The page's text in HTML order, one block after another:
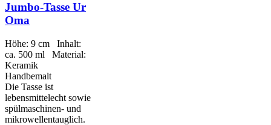
Jumbo-Tasse Ur
Oma
Höhe: 9 cm Inhalt:
ca. 500 ml Material:
Keramik
Handbemalt
Die Tasse ist
lebensmittelecht sowie
spülmaschinen- und
mikrowellentauglich.